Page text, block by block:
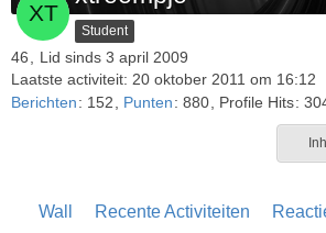
Student
46
Lid sinds 3 april 2009
Laatste activiteit: 20 oktober 2011 om 16:12
Berichten
152 Punten 880 Profile Hits
Wall Recente Activiteiten